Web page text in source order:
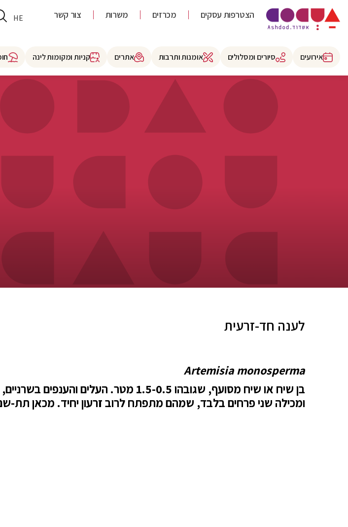
הצטרפות עסקים מכרזים משרות צור קשר HE
RU
אירועים סיורים ומסלולים אומנות ותרבות אתרים קניות ומקומות לינה
לענה חד-זרעית
Artemisia monosperma
בן שיח או שיח מסועף, שגובהו 1.5-0.5
ומכילה שני פרחים בלבד, שמהם מתפתח לרוב זרעון יחיד. מכאן תת-